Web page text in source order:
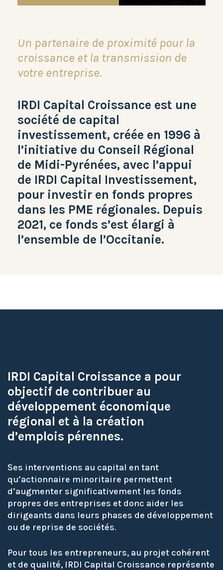
Un partenaire de proximité pour la
croissance et la transmission de
votre entreprise.
IRDI Capital Croissance est une
société de capital
investissement, créée en 1996 à
l’initiative du Conseil Régional
de Midi-Pyrénées, avec l’appui
de IRDI Capital Investissement,
pour investir en fonds propres
dans les PME régionales. Depuis
2021, ce fonds s’est élargi à
l’ensemble de l’Occitanie.
IRDI Capital Croissance a pour
objectif de contribuer au
développement économique
régional et à la création
d’emplois pérennes.
Ses interventions au capital en tant
qu’actionnaire minoritaire permettent
d’augmenter significativement les fonds
propres des entreprises et donc aider les
dirigeants dans leurs phases de développement
ou de reprise de sociétés.
Pour tous les entrepreneurs, au projet cohérent
et de qualité, IRDI Capital Croissance représente